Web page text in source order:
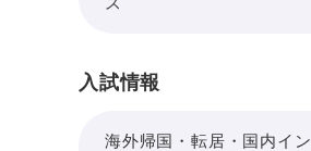
入試情報
海外帰国・転居・国内イン